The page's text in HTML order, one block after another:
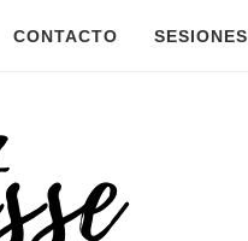
CONTACTO SESIONES